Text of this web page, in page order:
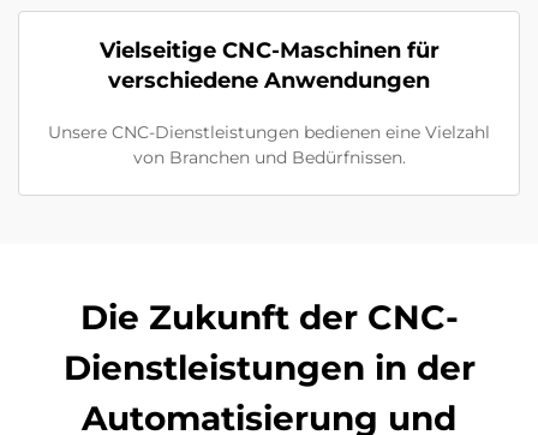
Vielseitige CNC-Maschinen für
verschiedene Anwendungen
Unsere CNC-Dienstleistungen bedienen eine Vielzahl
von Branchen und Bedürfnissen.
Die Zukunft der CNC-
Dienstleistungen in der
Automatisierung und